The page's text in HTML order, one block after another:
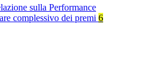
sulla Performance
complessivo dei premi 6